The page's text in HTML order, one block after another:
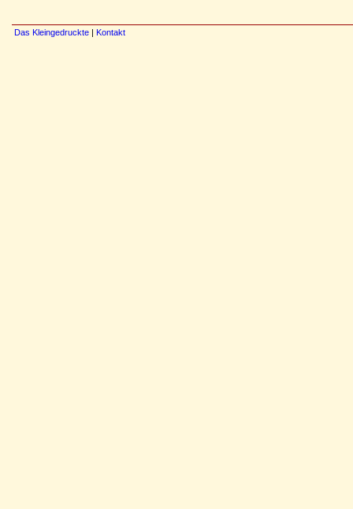
Das Kleingedruckte | Kontakt